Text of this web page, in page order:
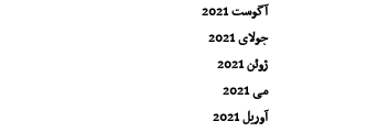
آگوست 2021
جولای 2021
ژوئن 2021
می 2021
آوریل 2021